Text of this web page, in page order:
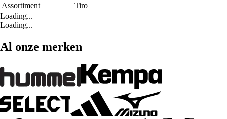
Assortiment
Tiro
Loading...
Loading...
Al onze merken